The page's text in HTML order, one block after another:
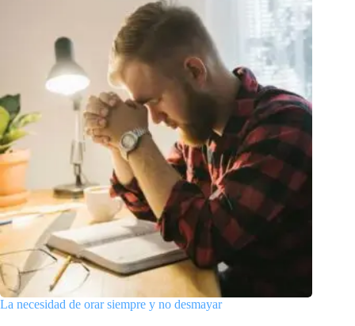
La necesidad de orar siempre y no desmayar